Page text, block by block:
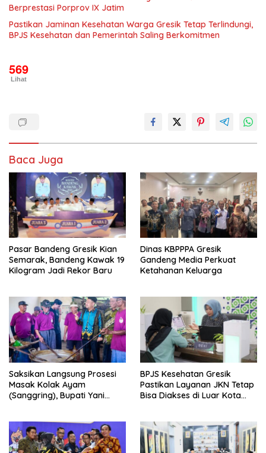
Berprestasi Porprov IX Jatim
Pastikan Jaminan Kesehatan Warga Gresik Tetap Terlindungi,
BPJS Kesehatan dan Pemerintah Saling Berkomitmen
569
Lihat
Baca Juga
Pasar Bandeng Gresik Kian
Semarak, Bandeng Kawak 19
Kilogram Jadi Rekor Baru
Dinas KBPPPA Gresik
Gandeng Media Perkuat
Ketahanan Keluarga
Saksikan Langsung Prosesi
Masak Kolak Ayam
(Sanggring), Bupati Yani
BPJS Kesehatan Gresik
Pastikan Layanan JKN Tetap
Bisa Diakses di Luar Kota